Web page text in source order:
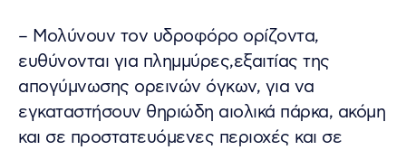
– Μολύνουν τον υδροφόρο ορίζοντα,
ευθύνονται για πλημμύρες,εξαιτίας της
απογύμνωσης ορεινών όγκων, για να
εγκαταστήσουν θηριώδη αιολικά πάρκα, ακόμη
και σε προστατευόμενες περιοχές και σε